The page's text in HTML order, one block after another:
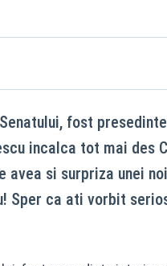
fost
incalca tot mai des
si surpriza unei
Sper ca ati vorbit